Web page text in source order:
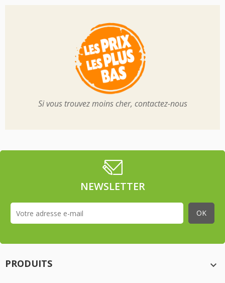
Si vous trouvez moins cher, contactez-nous
NEWSLETTER
PRODUITS
